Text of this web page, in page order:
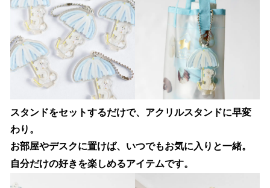
スタンドをセットするだけで、アクリルスタンドに早変
わり。
お部屋やデスクに置けば、いつでもお気に入りと一緒。
自分だけの好きを楽しめるアイテムです。